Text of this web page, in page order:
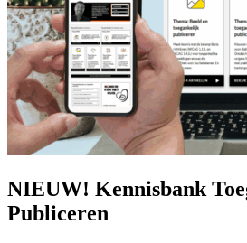
NIEUW! Kennisbank
Publiceren